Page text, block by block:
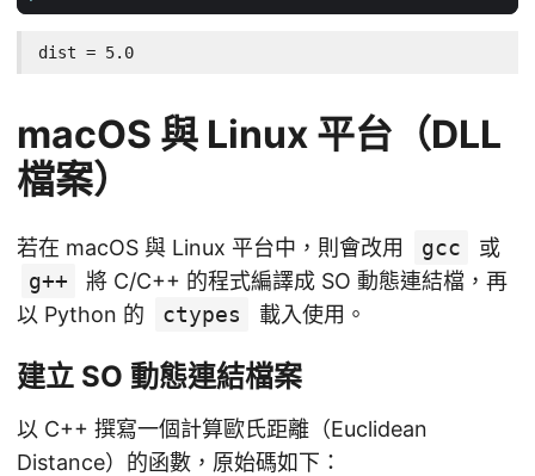
dist = 5.0
macOS 與 Linux 平台（DLL
檔案）
若在 macOS 與 Linux 平台中，則會改用 gcc
或
g++
將 C/C++ 的程式編譯成 SO 動態連結檔，再
以 Python 的
ctypes 載入使用。
建立 SO 動態連結檔案
以 C++ 撰寫一個計算歐氏距離（Euclidean
Distance）的函數，原始碼如下：